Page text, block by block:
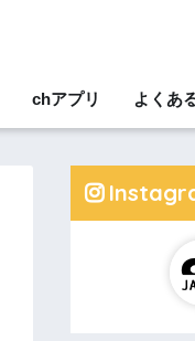
chアプリ よくあ